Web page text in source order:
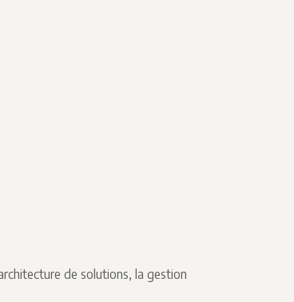
de solutions, la gestion